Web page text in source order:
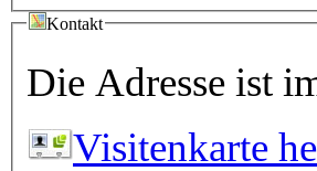
Kontakt
Die Adresse ist
Visitenkarte